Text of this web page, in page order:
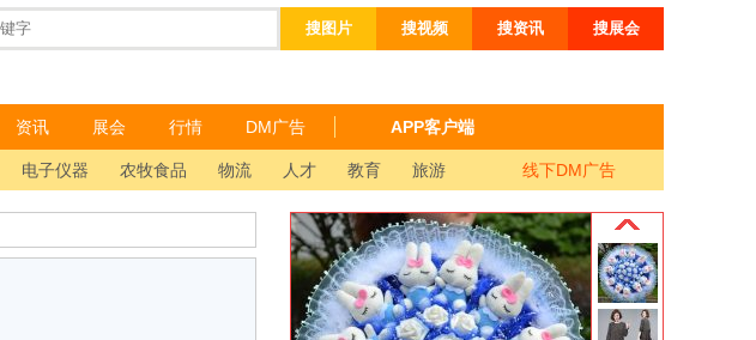
搜图片 搜视频 搜资讯 搜展会
资讯 展会 行情 DM广告 APP客户端
电子仪器 农牧食品 物流 人才 教育 旅游 线下DM广告